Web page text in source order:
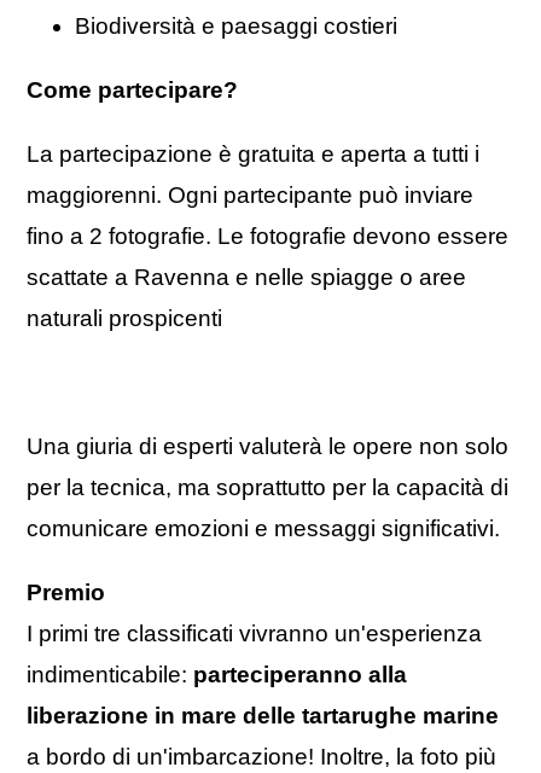
Biodiversità e paesaggi costieri
Come partecipare?
La partecipazione è gratuita e aperta a tutti i
maggiorenni. Ogni partecipante può inviare
fino a 2 fotografie. Le fotografie devono essere
scattate a Ravenna e nelle spiagge o aree
naturali prospicenti
Una giuria di esperti valuterà le opere non solo
per la tecnica, ma soprattutto per la capacità di
comunicare emozioni e messaggi significativi.
Premio
I primi tre classificati vivranno un'esperienza
indimenticabile: parteciperanno alla
liberazione in mare delle tartarughe marine
a bordo di un'imbarcazione! Inoltre, la foto più